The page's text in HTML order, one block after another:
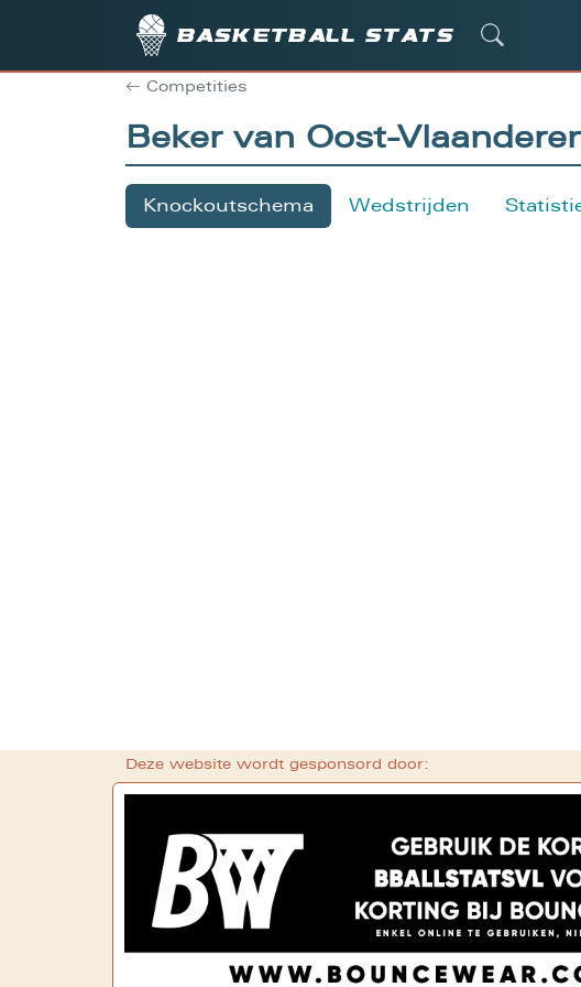
Basketball stats
Competities
Beker van Oost-
Knockoutschema Wedstrijden
Deze website wordt gesponsord door: